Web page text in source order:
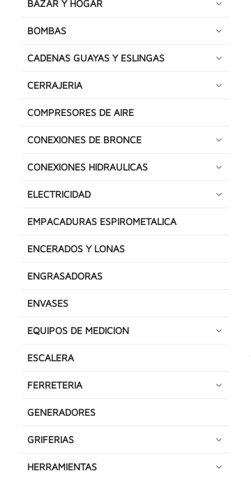
BAZAR Y HOGAR
BOMBAS
CADENAS GUAYAS Y ESLINGAS
CERRAJERIA
COMPRESORES DE AIRE
CONEXIONES DE BRONCE
CONEXIONES HIDRAULICAS
ELECTRICIDAD
EMPACADURAS ESPIROMETALICA
ENCERADOS Y LONAS
ENGRASADORAS
ENVASES
EQUIPOS DE MEDICION
ESCALERA
FERRETERIA
GENERADORES
GRIFERIAS
HERRAMIENTAS